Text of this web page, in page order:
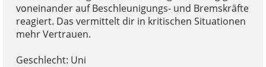
voneinander auf Beschleunigungs- und Bremskräfte
reagiert. Das vermittelt dir in kritischen Situationen
mehr Vertrauen.
Geschlecht: Uni